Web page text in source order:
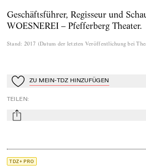
Geschäftsführer, Regisseur und
WOESNEREI – Pfefferberg Theater.
Stand: 2017 (Datum der letzten Veröffentlichung bei
Zu Mein-TdZ hinzufügen
ZU MEIN-TDZ HINZUFÜGEN
TEILEN:
mail
TDZ+ PRO